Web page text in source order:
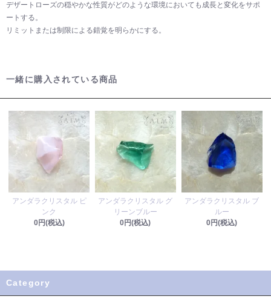
デザートローズの穏やかな性質がどのような環境においても成長と変化をサポ
ートする。
リミットまたは制限による錯覚を明らかにする。
一緒に購入されている商品
アンダラクリスタル ピ
ンク
0円(税込)
アンダラクリスタル グ
リーンブルー
0円(税込)
アンダラクリスタル ブ
ルー
0円(税込)
Category